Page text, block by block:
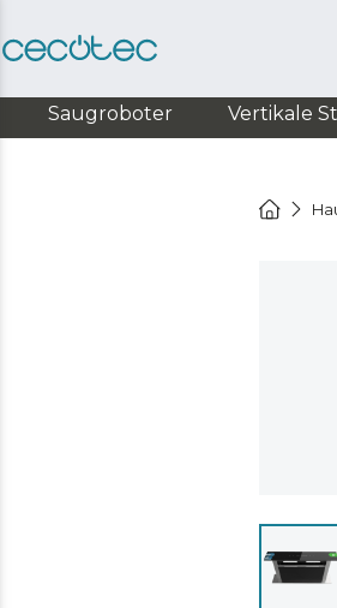
Saugroboter Vertikale